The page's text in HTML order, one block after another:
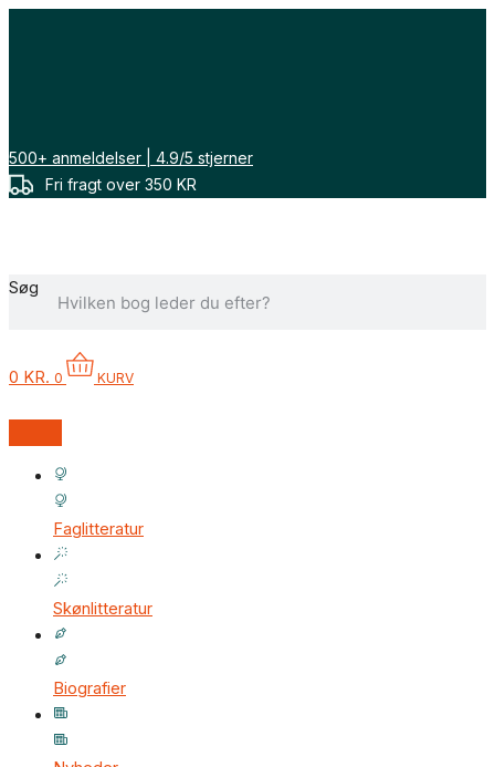
Gå
500+ anmeldelser | 4.9/5 stjerner
Fri fragt over 350 KR
Søg
0 KR. 0 KURV
Faglitteratur
Skønlitteratur
Biografier